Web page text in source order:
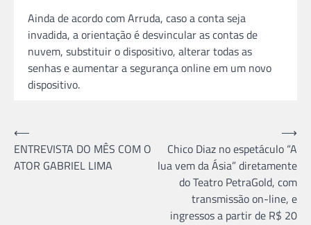
Ainda de acordo com Arruda, caso a conta seja
invadida, a orientação é desvincular as contas de
nuvem, substituir o dispositivo, alterar todas as
senhas e aumentar a segurança online em um novo
dispositivo.
Navegação
de
Post
⟵
ENTREVISTA DO MÊS COM O
ATOR GABRIEL LIMA
Chico Diaz no espetáculo “A
lua vem da Ásia” diretamente
do Teatro PetraGold, com
transmissão on-line, e
ingressos a partir de R$ 20
⟶